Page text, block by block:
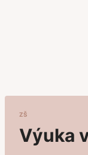
ZŠ
Výuka